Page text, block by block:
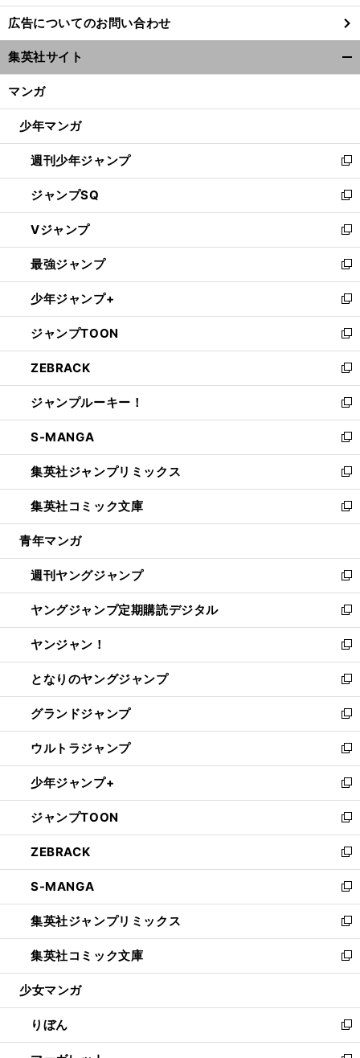
し
い
ウ
ィ
ン
ウ
開
く
広告についてのお問い合わせ
集英社サイト
マンガ
少年マンガ
週刊少年ジャンプ
新
し
い
ウ
ィ
ン
ド
ウ
で
開
く
ジャンプSQ
新
し
い
ウ
ィ
ン
ド
ウ
で
開
く
Vジャンプ
新
し
い
ウ
ィ
ン
ド
ウ
で
開
く
最強ジャンプ
新
し
い
ウ
ィ
ン
ド
ウ
で
開
く
少年ジャンプ+
新
し
い
ウ
ィ
ン
ド
ウ
で
開
く
ジャンプTOON
新
し
い
ウ
ィ
ン
ド
ウ
で
開
く
ZEBRACK
新
し
い
ウ
ィ
ン
ド
ウ
で
開
ジャンプルーキー！
新
し
い
ウ
ィ
ン
ド
ウ
開
く
S-MANGA
新
し
い
ウ
ィ
ン
ウ
で
開
く
集英社ジャンプリミックス
新
し
い
ウ
ン
ド
ウ
で
開
く
集英社コミック文庫
新
し
ウ
ィ
ン
ド
ウ
で
開
く
青年マンガ
週刊ヤングジャンプ
新
し
い
ウ
ィ
ン
ド
ウ
で
開
く
ヤングジャンプ定期購読デジタル
新
し
い
ウ
ィ
ン
ド
ウ
で
開
く
ヤンジャン！
新
し
い
ウ
ィ
ン
ド
ウ
で
開
く
となりのヤングジャンプ
新
し
い
ウ
ィ
ン
ド
ウ
で
開
く
グランドジャンプ
新
し
い
ウ
ィ
ン
ド
ウ
で
開
く
ウルトラジャンプ
新
し
い
ウ
ィ
ン
ド
ウ
で
開
く
少年ジャンプ+
新
し
い
ウ
ィ
ン
ド
ウ
で
開
く
ジャンプTOON
新
し
い
ウ
ィ
ン
ド
ウ
で
開
ZEBRACK
新
し
い
ウ
ィ
ン
ド
ウ
開
く
S-MANGA
新
し
い
ウ
ィ
ン
ウ
で
開
集英社ジャンプリミックス
新
し
い
ウ
ン
ド
ウ
集英社コミック文庫
新
し
ウ
ィ
ン
少女マンガ
りぼん
新
し